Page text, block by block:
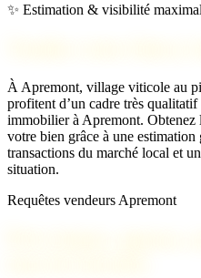
✨ Estimation & visibilité
À Apremont, village viticole au
profitent d’un cadre très
immobilier à Apremont. Obtenez
votre bien grâce à une estimation
transactions du marché local et
situation.
Requêtes vendeurs Apremont